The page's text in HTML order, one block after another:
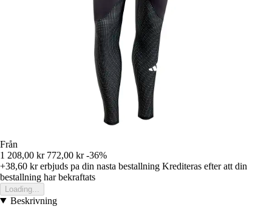
Från
1 208,00 kr 772,00 kr -36%
+38,60 krerbjuds pa din nasta bestallning Krediteras efter att din
bestallning har bekraftats
Loading...
Beskrivning